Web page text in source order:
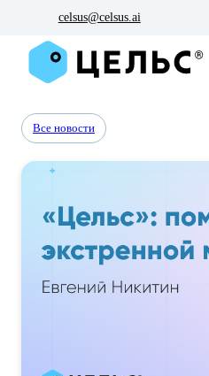
celsus@celsus.ai
Все новости